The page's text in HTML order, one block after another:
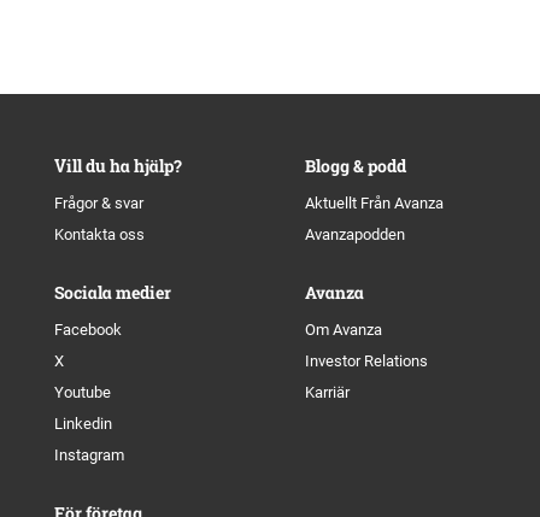
Vill du ha hjälp?
Frågor & svar
Kontakta oss
Blogg & podd
Aktuellt Från Avanza
Avanzapodden
Sociala medier
Facebook
X
Youtube
Linkedin
Instagram
Avanza
Om Avanza
Investor Relations
Karriär